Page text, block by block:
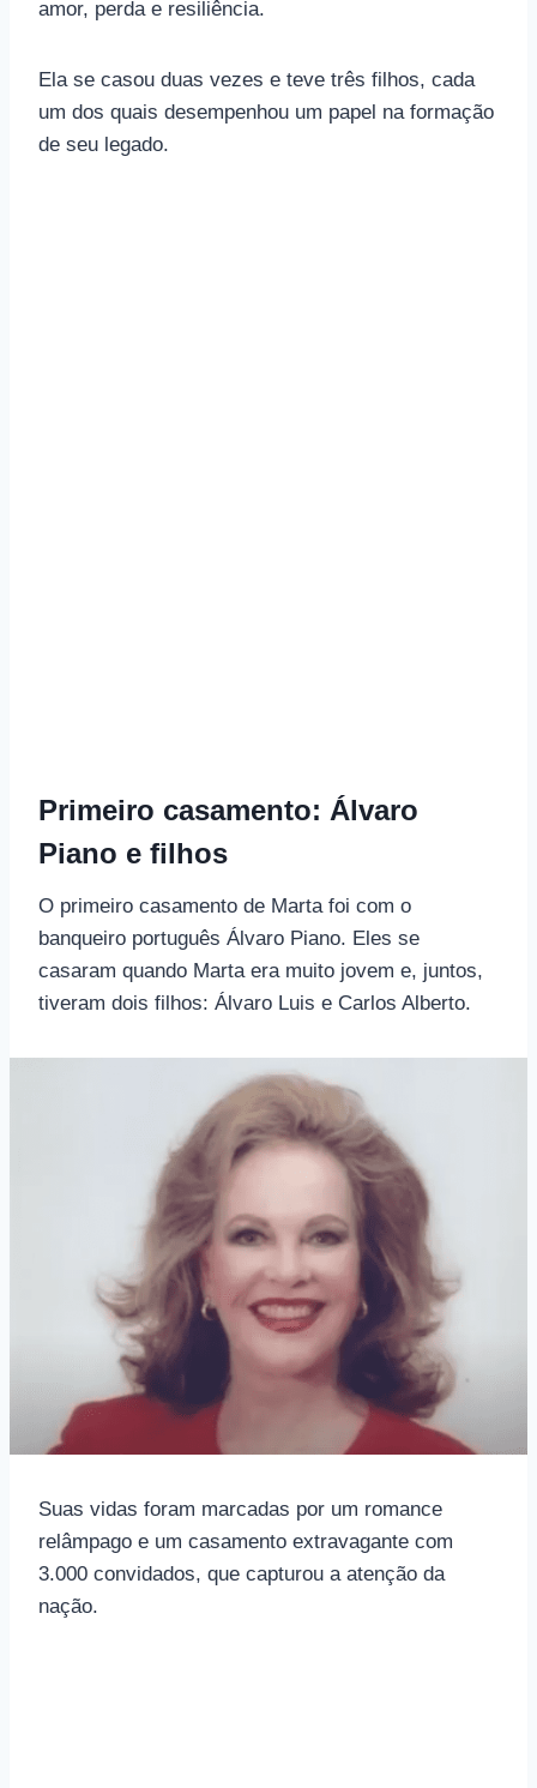
amor, perda e resiliência.
Ela se casou duas vezes e teve três filhos, cada
um dos quais desempenhou um papel na formação
de seu legado.
Primeiro casamento: Álvaro
Piano e filhos
O primeiro casamento de Marta foi com o
banqueiro português Álvaro Piano. Eles se
casaram quando Marta era muito jovem e, juntos,
tiveram dois filhos: Álvaro Luis e Carlos Alberto.
Suas vidas foram marcadas por um romance
relâmpago e um casamento extravagante com
3.000 convidados, que capturou a atenção da
nação.